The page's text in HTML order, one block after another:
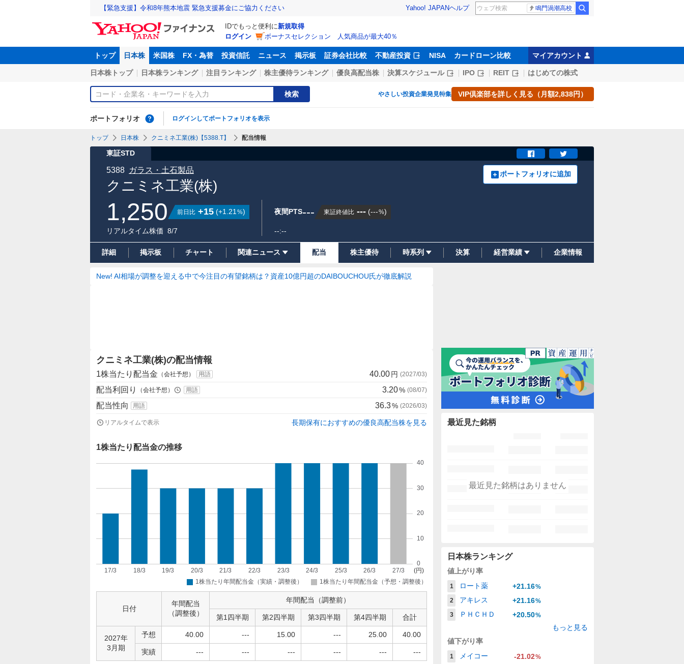
【緊急支援】令和8年熊本地震 緊急支援募金にご協力ください Yahoo! JAPANヘルプ 鳴門渦潮高校
IDでもっと便利に新規取得
ログイン
ボーナスセレクション 人気商品が最大40％
トップ 日本株 米国株 FX・為替 投資信託 ニュース 掲示板 証券会社比較 不動産投資 NISA カードローン比較 マイアカウント
日本株トップ 日本株ランキング 注目ランキング 株主優待ランキング 優良高配当株 決算スケジュール IPO REIT はじめての株式
検索 やさしい投資企業発見特集 VIP倶楽部を詳しく見る（月額2,838円）
ポートフォリオ ログインしてポートフォリオを表示
トップ 日本株 クニミネ工業(株)【5388.T】 配当情報
東証STD
クニミネ工業(株)
5388 ガラス・土石製品 ポートフォリオに追加
1,250 前日比 +15 (+1.21%)
リアルタイム株価 8/7
夜間PTS--- 東証終値比 --- (---%)
--:--
詳細 掲示板 チャート 関連ニュース 配当 株主優待 時系列 決算 経営業績 企業情報
New! AI相場が調整を迎える中で今注目の有望銘柄は？資産10億円超のDAIBOUCHOU氏が徹底解説
クニミネ工業(株)の配当情報
1株当たり配当金 （会社予想） 用語 40.00円 (2027/03)
配当利回り （会社予想） 用語 3.20% (08/07)
配当性向 用語 36.3% (2026/03)
リアルタイムで表示 長期保有におすすめの優良高配当株を見る
1株当たり配当金の推移
日付
年間配当
（調整後）
年間配当（調整前）
第1四半期 第2四半期 第3四半期 第4四半期 合計
2027年
3月期
予想 40.00 --- 15.00 --- 25.00 40.00
実績 --- --- --- --- --- ---
最近見た銘柄
最近見た銘柄はありません
日本株ランキング
値上がり率
1 ロート薬 +21.16%
2
アキレス +21.16%
3
ＰＨＣＨＤ +20.50%
もっと見る
値下がり率
1 メイコー -21.02%